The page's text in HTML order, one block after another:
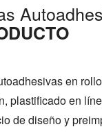
en
plastificado en
de diseño y